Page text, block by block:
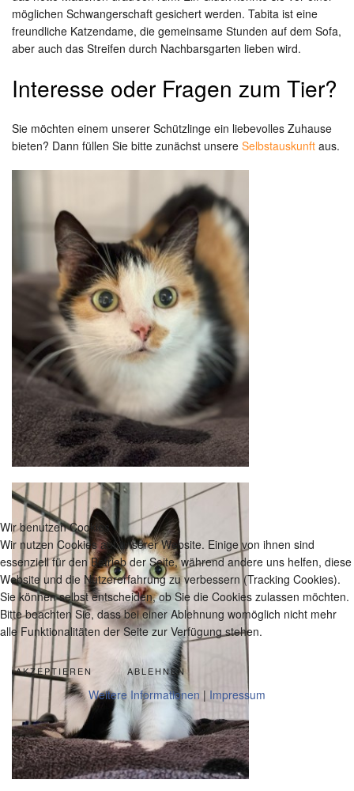
möglichen Schwangerschaft gesichert werden. Tabita ist eine
freundliche Katzendame, die gemeinsame Stunden auf dem Sofa,
aber auch das Streifen durch Nachbarsgarten lieben wird.
Interesse oder Fragen zum Tier?
Sie möchten einem unserer Schützlinge ein liebevolles Zuhause
bieten? Dann füllen Sie bitte zunächst unsere Selbstauskunft aus.
Wir benutzen Cookies
Wir nutzen Cookies auf unserer Website. Einige von ihnen sind
essenziell für den Betrieb der Seite, während andere uns helfen, diese
Website und die Nutzererfahrung zu verbessern (Tracking Cookies).
Sie können selbst entscheiden, ob Sie die Cookies zulassen möchten.
Bitte beachten Sie, dass bei einer Ablehnung womöglich nicht mehr
alle Funktionalitäten der Seite zur Verfügung stehen.
AKZEPTIEREN ABLEHNEN
Weitere Informationen | Impressum